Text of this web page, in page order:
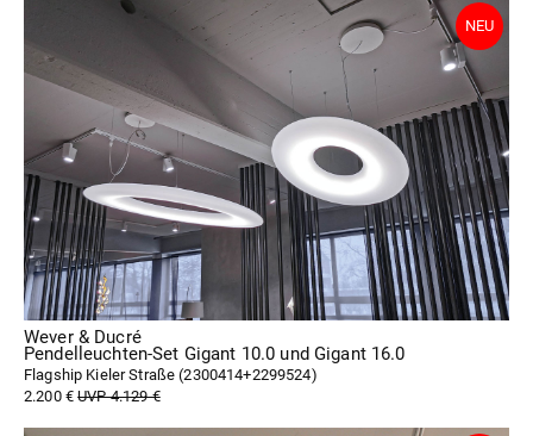
Wever & Ducré
Pendelleuchten-Set Gigant 10.0 und Gigant 16.0
Flagship Kieler Straße (2300414+2299524)
2.200 €UVP 4.129 €